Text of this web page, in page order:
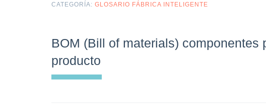
CATEGORÍA: GLOSARIO FÁBRICA INTELIGENTE
BOM (Bill of materials) componentes
producto